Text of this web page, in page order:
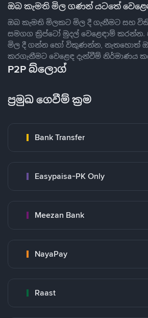
ඔබ කැමති මිල ගණන් යටතේ
ඔබ කැමති මිලකට මිල දී ගැනීමට සහ
සමගග ක්‍රිප්ටෝ මුදල් වෙළෙඳාම්
මිල දී ගන්න හෝ විකුණන්න, නැතහොත්
කරගැනීමට වෙළෙඳ දැන්වීම් නිර්මාණය
P2P බ්ලොග්
ප්‍රමුඛ ගෙවීම් ක්‍රම
Bank Transfer
Easypaisa-PK Only
Meezan Bank
NayaPay
Raast